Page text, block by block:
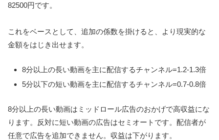
82500円です。
これをベースとして、追加の係数を掛けると、より現実的な
金額をはじき出せます。
8分以上の長い動画を主に配信するチャンネル=1.2-1.3倍
5分以下の短い動画を主に配信するチャンネル=0.7-0.8倍
8分以上の長い動画はミッドロール広告のおかげで高収益にな
ります。反対に短い動画の広告はセミオートです。配信者が
任意で広告を追加できません。収益は下がります。